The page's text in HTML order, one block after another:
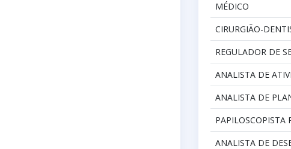
MÉDICO
CIRURGIÃO-
REGULADOR DE
ANALISTA DE
ANALISTA DE
PAPILOSCOPISTA
ANALISTA DE